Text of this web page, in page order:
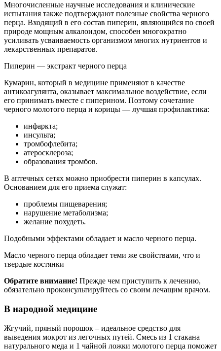
Многочисленные научные исследования и клинические
испытания также подтверждают полезные свойства черного
перца. Входящий в его состав пиперин, являющийся по своей
природе мощным алкалоидом, способен многократно
усиливать усваиваемость организмом многих нутриентов и
лекарственных препаратов.
Пиперин — экстракт черного перца
Кумарин, который в медицине применяют в качестве
антикоагулянта, оказывает максимальное воздействие, если
его принимать вместе с пиперином. Поэтому сочетание
черного молотого перца и корицы — лучшая профилактика:
инфаркта;
инсульта;
тромбофлебита;
атеросклероза;
образования тромбов.
В аптечных сетях можно приобрести пиперин в капсулах.
Основанием для его приема служат:
проблемы пищеварения;
нарушение метаболизма;
желание похудеть.
Подобными эффектами обладает и масло черного перца.
Масло черного перца обладает теми же свойствами, что и
твердые костянки
Обратите внимание! Прежде чем приступить к лечению,
обязательно проконсультируйтесь со своим лечащим врачом.
В народной медицине
Жгучий, пряный порошок – идеальное средство для
выведения мокрот из легочных путей. Смесь из 1 стакана
натурального меда и 1 чайной ложки молотого перца поможет